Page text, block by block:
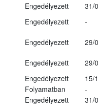
Engedélyezett
31/
Engedélyezett
-
Engedélyezett
29/
Engedélyezett
29/
Engedélyezett
15/
Folyamatban
-
Engedélyezett
31/